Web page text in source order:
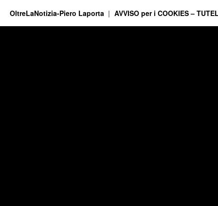
OltreLaNotizia-Piero Laporta AVVISO per i COOKIES –